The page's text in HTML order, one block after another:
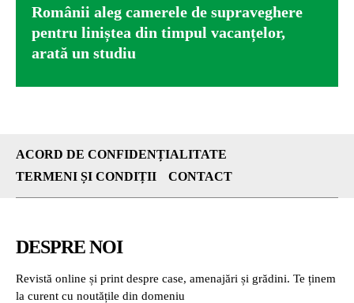
Românii aleg camerele de supraveghere
pentru liniștea din timpul vacanțelor,
arată un studiu
ACORD DE CONFIDENȚIALITATE
TERMENI ȘI CONDIȚII
CONTACT
DESPRE NOI
Revistă online și print despre case, amenajări și grădini. Te ținem
la curent cu noutățile din domeniu